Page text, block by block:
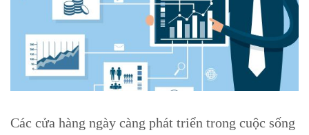
Các cửa hàng ngày càng phát triển trong cuộc sống